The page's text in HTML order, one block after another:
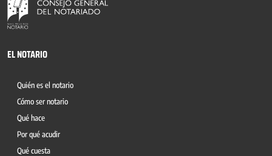
EL NOTARIO
Quién es el notario
Cómo ser notario
Qué hace
Por qué acudir
Qué cuesta